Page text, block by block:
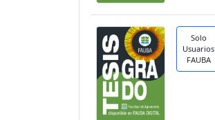
Solo
Usuarios
FAUBA